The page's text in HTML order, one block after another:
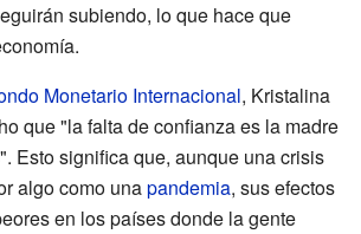
subiendo, lo que hace que
Monetario Internacional, Kristalina
que "la falta de confianza es la madre
Esto significa que, aunque una crisis
algo como unapandemia, sus efectos
en los países donde la gente